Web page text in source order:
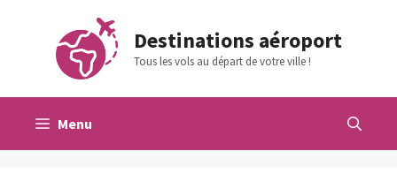
contenu
Destinations aéroport
Tous les vols au départ de votre ville !
Menu